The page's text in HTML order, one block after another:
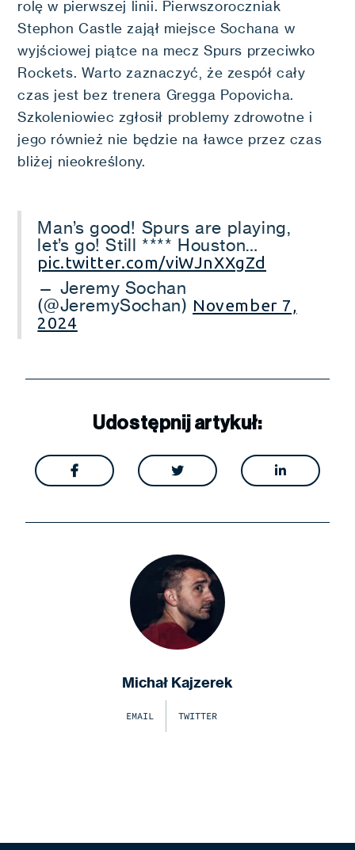
rolę w pierwszej linii. Pierwszoroczniak
Stephon Castle zajął miejsce Sochana w
wyjściowej piątce na mecz Spurs przeciwko
Rockets. Warto zaznaczyć, że zespół cały
czas jest bez trenera Gregga Popovicha.
Szkoleniowiec zgłosił problemy zdrowotne i
jego również nie będzie na ławce przez czas
bliżej nieokreślony.
Man’s good! Spurs are playing,
let’s go! Still **** Houston…
pic.twitter.com/viWJnXXgZd
— Jeremy Sochan
(@JeremySochan) November 7,
2024
Udostępnij artykuł:
  
Michał Kajzerek
EMAIL TWITTER